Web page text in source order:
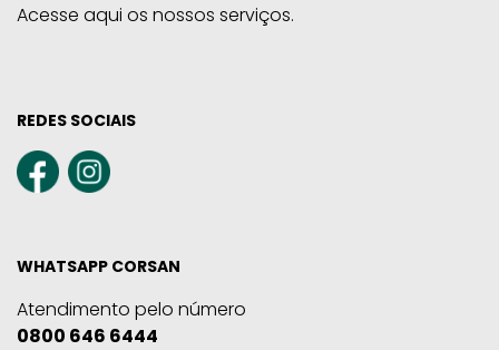
Acesse aqui os nossos serviços.
REDES SOCIAIS
WHATSAPP CORSAN
Atendimento pelo número
0800 646 6444